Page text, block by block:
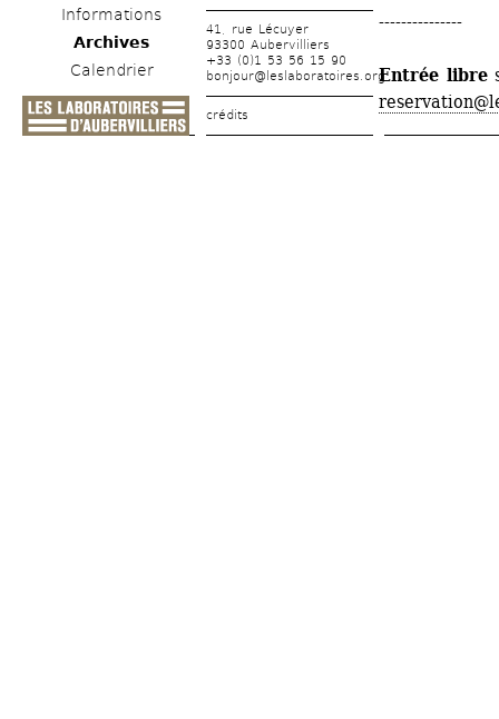
Informations
Archives
Calendrier
41, rue Lécuyer
93300 Aubervilliers
+33 (0)1 53 56 15 90
bonjour@leslaboratoires.org
crédits
---------------
Entrée libre